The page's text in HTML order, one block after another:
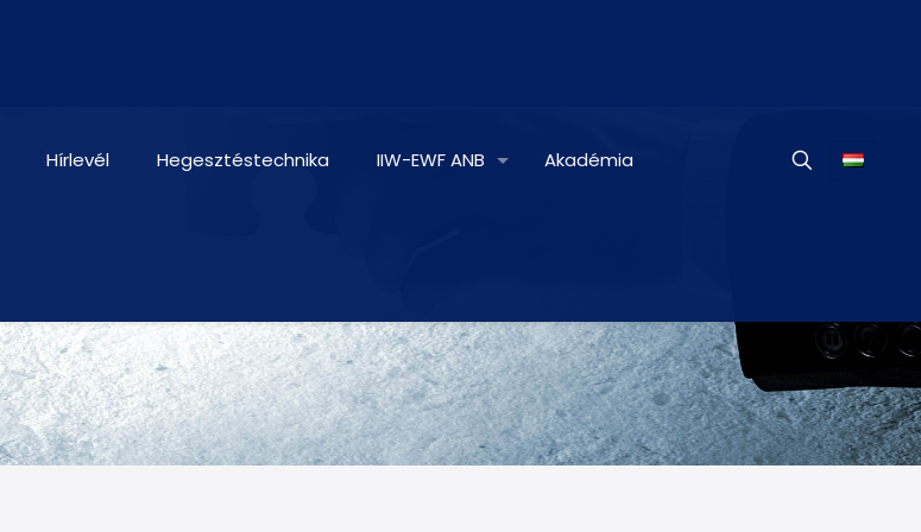
Hírlevél Hegesztéstechnika IIW-EWF ANB Akadémia